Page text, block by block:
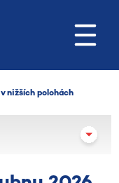
nižších polohách